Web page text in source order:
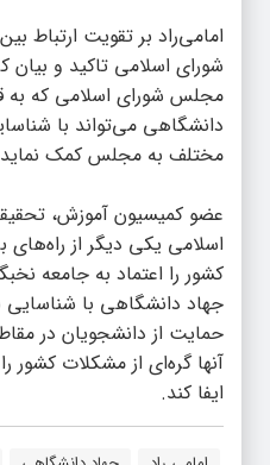
امامی‌راد بر تقویت
شورای اسلامی تاکید و
مجلس شورای اسلامی‌ که به
دانشگاهی می‌تواند با
مختلف به مجلس کمک
عضو کمیسیون آموزش،
اسلامی یکی دیگر از راه‌های
کشور را اعتماد به جامعه
جهاد دانشگاهی با شناسایی
حمایت از دانشجویان در
آنها گره‌ای از مشکلات
ایفا کند.